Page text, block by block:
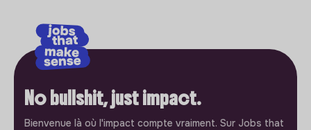
No bullshit, just impact.
Bienvenue là où l'impact compte vraiment. Sur Jobs that